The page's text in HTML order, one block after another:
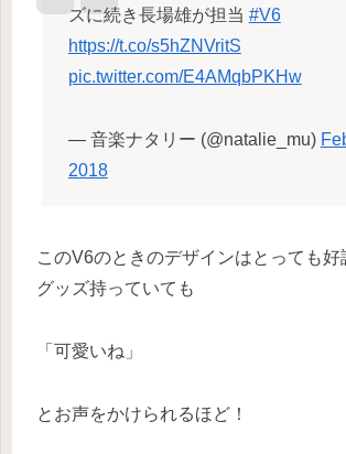
ズに続き長場雄が担当 #V6
https://t.co/s5hZNVritS
pic.twitter.com/E4AMqbPKHw
— 音楽ナタリー (@natalie_mu)
2018
このV6のときのデザインはとっても
グッズ持っていても
「可愛いね」
とお声をかけられるほど！